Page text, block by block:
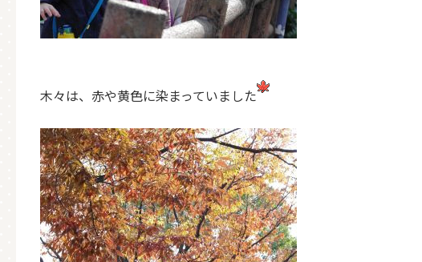
木々は、赤や黄色に染まっていました